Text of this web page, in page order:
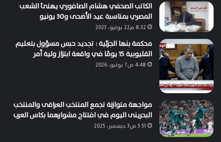
الكاتب الصحفي هشام الصافوري يهنئ الشعب
المصري بمناسبة عيد الأضحى و30 يونيو
8:32 م22 يونيو، 2023
محكمة بنها الجزئية : تجديد حبس مسؤول بتعليم
القليوبية 15 يومًا في واقعة ابتزاز ولية أمر
4:48 ص7 يونيو، 2026
مواجهة متوازنة تجمع المنتخب العراقى والمنتخب
البحرينى اليوم في افتتاح مشوارهما بكاس العرب
3:51 ص3 ديسمبر، 2025